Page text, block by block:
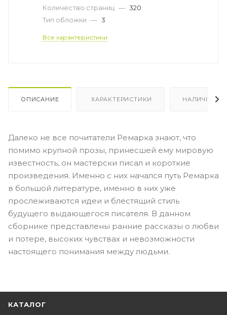
Количество страниц — 320
Тип обложки — 3
Все характеристики
ОПИСАНИЕ ХАРАКТЕРИСТИКИ НАЛИЧИЕ
Далеко не все почитатели Ремарка знают, что
помимо крупной прозы, принесшей ему мировую
известность, он мастерски писал и короткие
произведения. Именно с них начался путь Ремарка
в большой литературе, именно в них уже
прослеживаются идеи и блестящий стиль
будущего выдающегося писателя. В данном
сборнике представлены ранние рассказы о любви
и потере, высоких чувствах и невозможности
настоящего понимания между людьми.
КАТАЛОГ